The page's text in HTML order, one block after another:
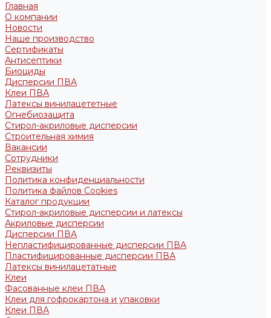
Главная
О компании
Новости
Наше производство
Сертификаты
Антисептики
Биоциды
Дисперсии ПВА
Клеи ПВА
Латексы винилацететные
Огнебиозащита
Стирол-акриловые дисперсии
Строительная химия
Вакансии
Сотрудники
Реквизиты
Политика конфиденциальности
Политика файлов Cookies
Каталог продукции
Стирол-акриловые дисперсии и латексы
Акриловые дисперсии
Дисперсии ПВА
Непластифицированные дисперсии ПВА
Пластифицированные дисперсии ПВА
Латексы винилацетатные
Клеи
Фасованные клеи ПВА
Клеи для гофрокартона и упаковки
Клеи ПВА